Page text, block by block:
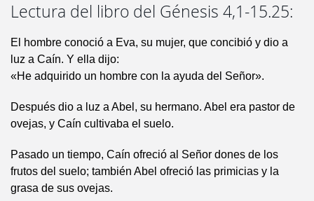
Lectura del libro del Génesis 4,1-15.25:
El hombre conoció a Eva, su mujer, que concibió y dio a
luz a Caín. Y ella dijo:
«He adquirido un hombre con la ayuda del Señor».
Después dio a luz a Abel, su hermano. Abel era pastor de
ovejas, y Caín cultivaba el suelo.
Pasado un tiempo, Caín ofreció al Señor dones de los
frutos del suelo; también Abel ofreció las primicias y la
grasa de sus ovejas.